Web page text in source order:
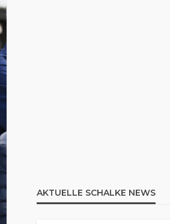
AKTUELLE SCHALKE NEWS